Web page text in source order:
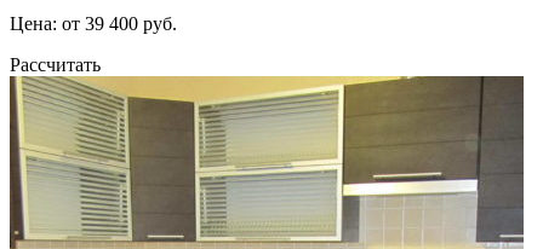
Цена: от 39 400 руб.
Рассчитать